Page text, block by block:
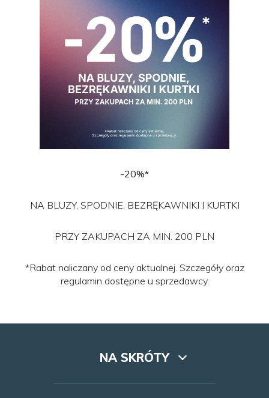
-20%*
NA BLUZY, SPODNIE, BEZRĘKAWNIKI I KURTKI
PRZY ZAKUPACH ZA MIN. 200 PLN
*Rabat naliczany od ceny aktualnej. Szczegóły oraz
regulamin dostępne u sprzedawcy.
NA SKRÓTY